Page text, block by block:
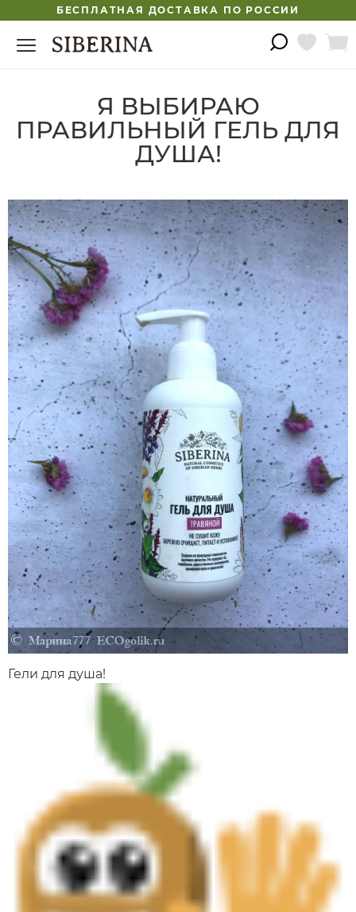
БЕСПЛАТНАЯ ДОСТАВКА ПО РОССИИ
Я ВЫБИРАЮ
ПРАВИЛЬНЫЙ ГЕЛЬ ДЛЯ
ДУША!
Гели для душа!